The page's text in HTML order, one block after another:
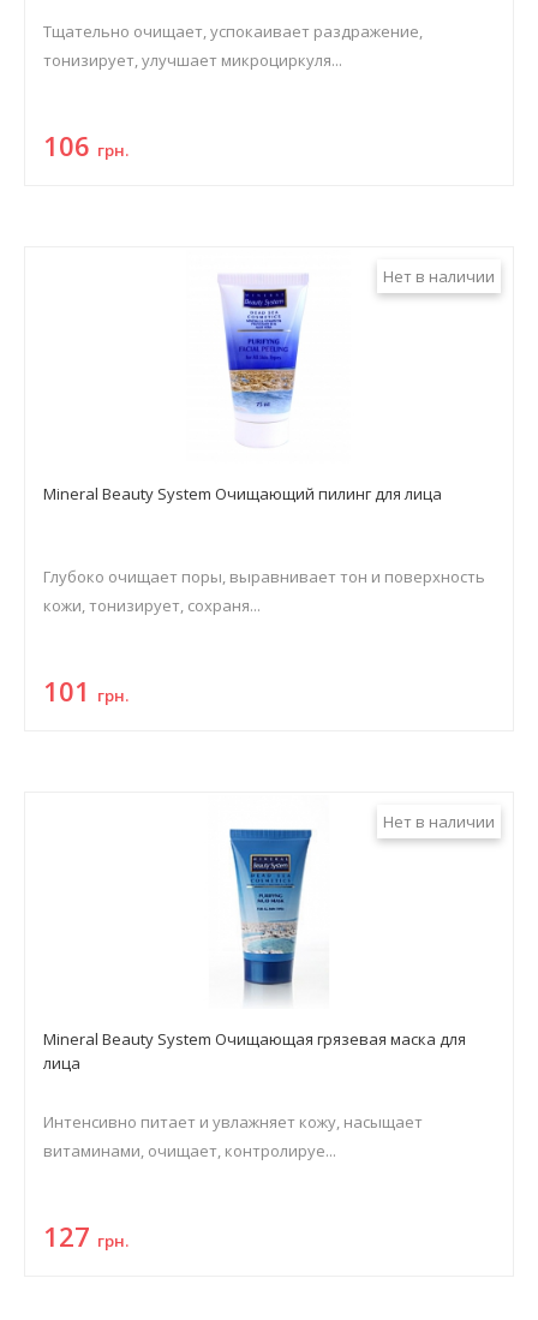
Тщательно очищает, успокаивает раздражение,
тонизирует, улучшает микроциркуля...
106 грн.
Нет в наличии
Mineral Beauty System Очищающий пилинг для лица
Глубоко очищает поры, выравнивает тон и поверхность
кожи, тонизирует, сохраня...
101 грн.
Нет в наличии
Mineral Beauty System Очищающая грязевая маска для
лица
Интенсивно питает и увлажняет кожу, насыщает
витаминами, очищает, контролируе...
127 грн.